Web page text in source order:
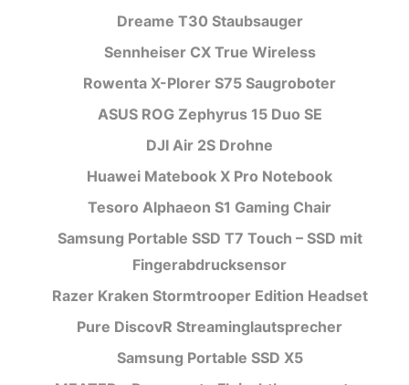
Dreame T30 Staubsauger
Sennheiser CX True Wireless
Rowenta X-Plorer S75 Saugroboter
ASUS ROG Zephyrus 15 Duo SE
DJI Air 2S Drohne
Huawei Matebook X Pro Notebook
Tesoro Alphaeon S1 Gaming Chair
Samsung Portable SSD T7 Touch – SSD mit
Fingerabdrucksensor
Razer Kraken Stormtrooper Edition Headset
Pure DiscovR Streaminglautsprecher
Samsung Portable SSD X5